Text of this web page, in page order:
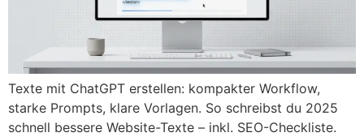
Texte mit ChatGPT erstellen: kompakter Workflow,
starke Prompts, klare Vorlagen. So schreibst du 2025
schnell bessere Website-Texte – inkl. SEO-Checkliste.